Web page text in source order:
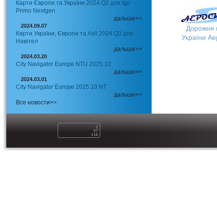
Карти Європи та України 2024 Q2 для Igo
Primo Nextgen
дальше>>
2024.09.07
Карти України, Європи та Азії 2024 Q3 для
Навітел
дальше>>
2024.03.20
City Navigator Europe NTU 2025.10
дальше>>
2024.03.01
City Navigator Europe 2025.10 NT
дальше>>
Все новости>>
Дорожня
України